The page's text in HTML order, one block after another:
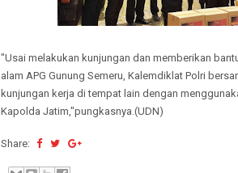
"Usai melakukan kunjungan dan memberikan
alam APG Gunung Semeru, Kalemdiklat Polri
kunjungan kerja di tempat lain dengan
Kapolda Jatim,"pungkasnya.(UDN)
Share: